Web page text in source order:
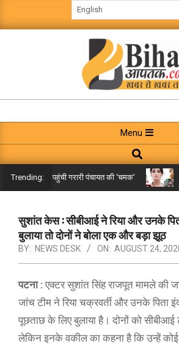
to
BIHAR
AAPTAK
Navigation
Menu
Menu
Search
Trending:
किले तक पहुंची गरारी पंचायत की ‘चमक’
सुशांत केस : सीबीआई ने रिया और उनके
बुलाया तो दोनों ने बोला एक और बड़ा झूठ
BY: NEWS DESK ON: AUGUST 24,
पटना : एक्टर सुशांत सिंह राजपूत मामले की
जांच टीम ने रिया चक्रवर्ती और उनके पिता
पूछताछ के लिए बुलाया है। दोनों को
लेकिन इनके वकील का कहना है कि उन्हें कोई